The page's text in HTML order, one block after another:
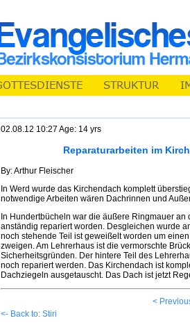
02.08.12 10:27 Age: 14 yrs
Reparaturarbeiten im
By: Arthur Fleischer
In Werd wurde das Kirchendach komplett
notwendige Arbeiten wären Dachrinnen und
In Hundertbücheln war die äußere Ringmauer
anständig repariert worden. Desgleichen wurde
noch stehende Teil ist geweißelt worden um
zweigen. Am Lehrerhaus ist die vermorschte
Sicherheitsgründen. Der hintere Teil des
noch repariert werden. Das Kirchendach ist
Dachziegeln ausgetauscht. Das Dach ist jetzt
<
<- Back to: Stiri